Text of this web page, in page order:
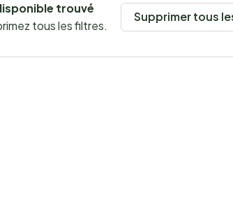
trouvé
tous les filtres.
Supprimer tous